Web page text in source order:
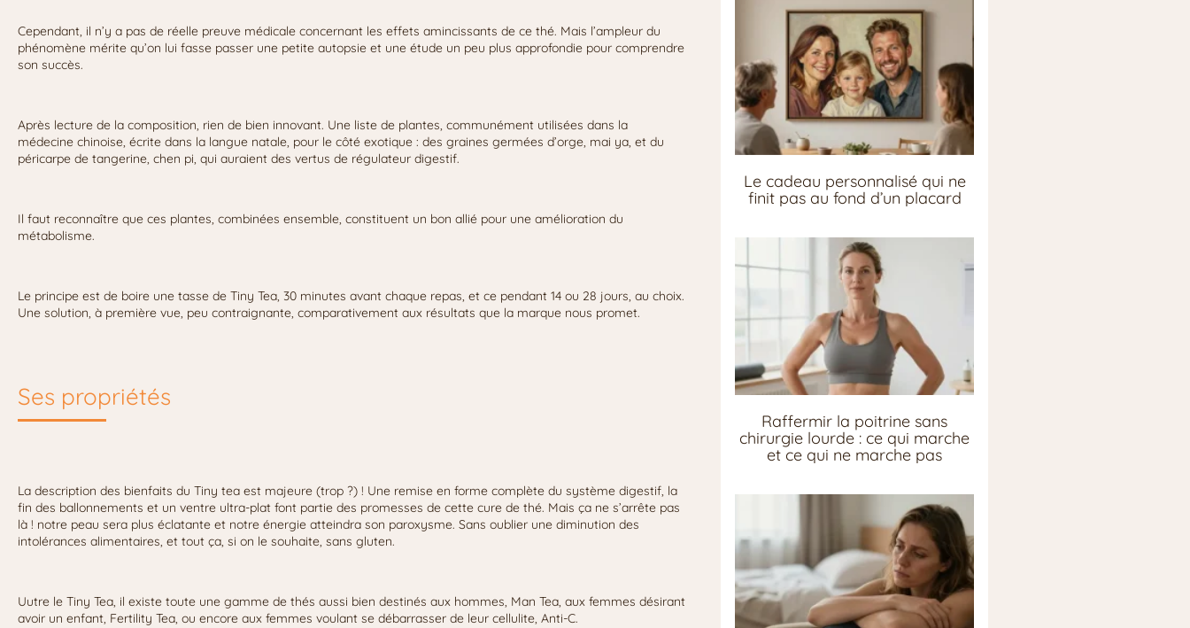
Cependant, il n’y a pas de réelle preuve médicale concernant les effets amincissants de ce thé. Mais l’ampleur du
phénomène mérite qu’on lui fasse passer une petite autopsie et une étude un peu plus approfondie pour comprendre
son succès.
Après lecture de la composition, rien de bien innovant. Une liste de plantes, communément utilisées dans la
médecine chinoise, écrite dans la langue natale, pour le côté exotique : des graines germées d’orge, mai ya, et du
péricarpe de tangerine, chen pi, qui auraient des vertus de régulateur digestif.
Il faut reconnaître que ces plantes, combinées ensemble, constituent un bon allié pour une amélioration du
métabolisme.
Le principe est de boire une tasse de Tiny Tea, 30 minutes avant chaque repas, et ce pendant 14 ou 28 jours, au choix.
Une solution, à première vue, peu contraignante, comparativement aux résultats que la marque nous promet.
Ses propriétés
La description des bienfaits du Tiny tea est majeure (trop ?) ! Une remise en forme complète du système digestif, la
fin des ballonnements et un ventre ultra-plat font partie des promesses de cette cure de thé. Mais ça ne s’arrête pas
là ! notre peau sera plus éclatante et notre énergie atteindra son paroxysme. Sans oublier une diminution des
intolérances alimentaires, et tout ça, si on le souhaite, sans gluten.
Uutre le Tiny Tea, il existe toute une gamme de thés aussi bien destinés aux hommes, Man Tea, aux femmes désirant
avoir un enfant, Fertility Tea, ou encore aux femmes voulant se débarrasser de leur cellulite, Anti-C.
Le cadeau personnalisé qui ne
finit pas au fond d’un placard
Raffermir la poitrine sans
chirurgie lourde : ce qui marche
et ce qui ne marche pas